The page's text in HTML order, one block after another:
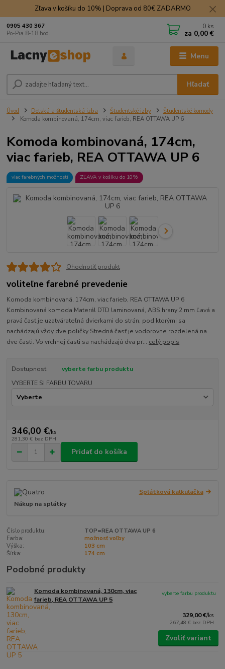
Zľava v košíku do 10% | Doprava od 80€ ZADARMO
Menu
Hľadať
0905 430 367
Po-Pia 8-18 hod.
0 ks
za 0,00 €
Úvod Detská a študentská izba Študentské izby
Študentské komody
Komoda kombinovaná, 174cm, viac farieb, REA OTTAWA UP 6
Komoda kombinovaná, 174cm,
viac farieb, REA OTTAWA UP 6
viac farebných možností ZĽAVA v košíku do 10%
Ohodnotiť produkt
voliteľne farebné prevedenie
Komoda kombinovaná, 174cm, viac farieb, REA OTTAWA UP 6
Kombinovaná komoda Materál DTD laminovaná, ABS hrany 2 mm Ľavá a
pravá časť je uzatvárateľná dvierkami do strán, pod ktorými sa
nachádzajú vždy dve poličky Stredná časť je vodorovne rozdelená na
dve časti. Vo vrchnej časti sa nachádzajú dva pr... celý popis
Dostupnosť
vyberte farbu produktu
VYBERTE SI FARBU TOVARU
346,00 €/ks
281,30 € bez DPH
Pridať do košíka
Splátková kalkulačka
Nákup na splátky
Číslo produktu:
TOP=REA OTTAWA UP 6
Farba:
možnosť voľby
Výška:
103 cm
Šírka:
174 cm
Podobné produkty
Komoda kombinovaná, 130cm, viac
farieb, REA OTTAWA UP 5
329,00 €/ks
267,48 € bez DPH
vyberte farbu produktu
Zvoliť variant